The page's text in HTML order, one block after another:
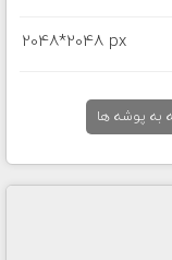
2048*2048 px
به پوشه ها